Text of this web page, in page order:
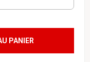
PANIER